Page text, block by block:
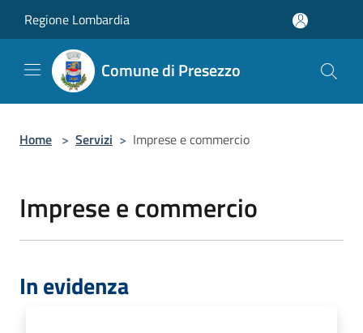
Regione Lombardia
Comune di Presezzo
Home > Servizi > Imprese e commercio
Imprese e commercio
In evidenza